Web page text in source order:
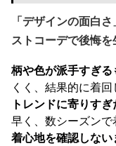
「デザインの面白
ストコーデで後悔
柄や色が派手すぎる
くく、結果的に着
トレンドに寄りす
早く、数シーズン
着心地を確認しない